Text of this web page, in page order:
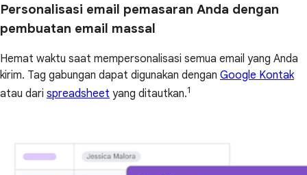
Personalisasi email pemasaran Anda dengan
pembuatan email massal
Hemat waktu saat mempersonalisasi semua email yang Anda
kirim. Tag gabungan dapat digunakan dengan Google Kontak
atau dari spreadsheet yang ditautkan.1